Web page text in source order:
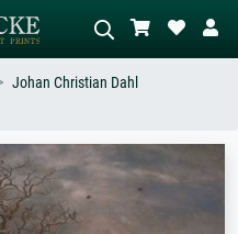
Beschreiben Sie die Szene – z.B. Grüne
Wiese, Abstrakt mit viel Rot, Dunkles
Ölgemälde, Stehender Akt neben einem
Baum.
Johan Christian Dahl